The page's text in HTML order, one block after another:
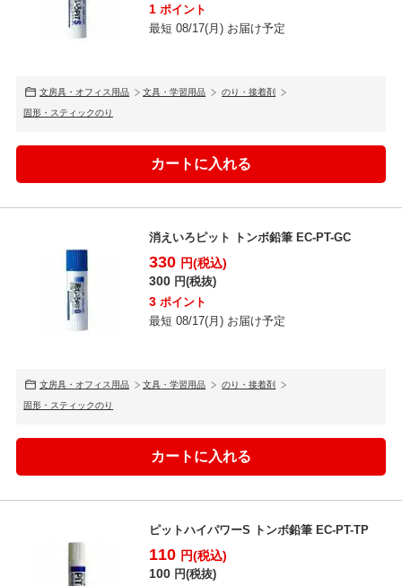
1 ポイント
最短 08/17(月) お届け予定
文房具・オフィス用品 文具・学習用品 のり・接着剤
固形・スティックのり
消えいろピット トンボ鉛筆 EC-PT-GC
330 円(税込)
300 円(税抜)
3 ポイント
最短 08/17(月) お届け予定
文房具・オフィス用品 文具・学習用品 のり・接着剤
固形・スティックのり
ピットハイパワーS トンボ鉛筆 EC-PT-TP
110 円(税込)
100 円(税抜)